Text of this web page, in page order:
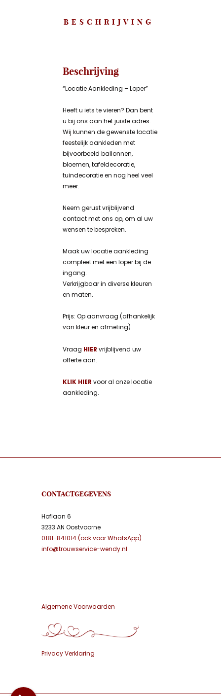
BESCHRIJVING
Beschrijving
“Locatie Aankleding – Loper”
Heeft u iets te vieren? Dan bent
u bij ons aan het juiste adres.
Wij kunnen de gewenste locatie
feestelijk aankleden met
bijvoorbeeld ballonnen,
bloemen, tafeldecoratie,
tuindecoratie en nog heel veel
meer.
Neem gerust vrijblijvend
contact met ons op, om al uw
wensen te bespreken.
Maak uw locatie aankleding
compleet met een loper bij de
ingang.
Verkrijgbaar in diverse kleuren
en maten.
Prijs: Op aanvraag (afhankelijk
van kleur en afmeting)
Vraag HIER vrijblijvend uw
offerte aan.
KLIK HIER voor al onze locatie
aankleding.
CONTACTGEGEVENS
Hoflaan 6
3233 AN Oostvoorne
0181-841014 (ook voor WhatsApp)
info@trouwservice-wendy.nl
Algemene Voorwaarden
Privacy Verklaring